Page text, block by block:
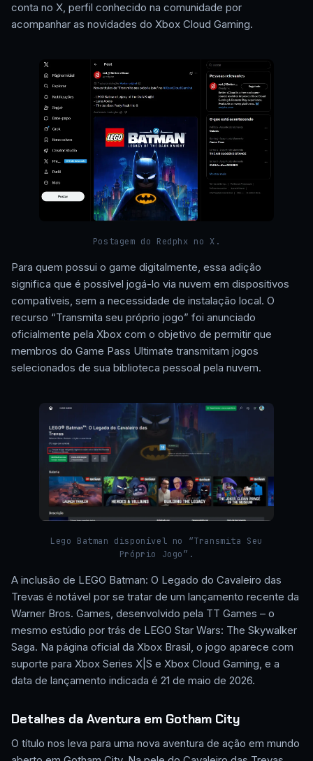
conta no X, perfil conhecido na comunidade por
acompanhar as novidades do Xbox Cloud Gaming.
Postagem do Redphx no X.
Para quem possui o game digitalmente, essa adição
significa que é possível jogá-lo via nuvem em dispositivos
compatíveis, sem a necessidade de instalação local. O
recurso “Transmita seu próprio jogo” foi anunciado
oficialmente pela Xbox com o objetivo de permitir que
membros do Game Pass Ultimate transmitam jogos
selecionados de sua biblioteca pessoal pela nuvem.
Lego Batman disponível no “Transmita Seu
Próprio Jogo”.
A inclusão de LEGO Batman: O Legado do Cavaleiro das
Trevas é notável por se tratar de um lançamento recente da
Warner Bros. Games, desenvolvido pela TT Games – o
mesmo estúdio por trás de LEGO Star Wars: The Skywalker
Saga. Na página oficial da Xbox Brasil, o jogo aparece com
suporte para Xbox Series X|S e Xbox Cloud Gaming, e a
data de lançamento indicada é 21 de maio de 2026.
Detalhes da Aventura em Gotham City
O título nos leva para uma nova aventura de ação em mundo